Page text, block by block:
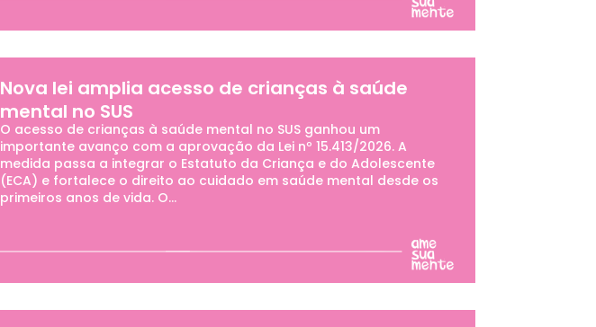
Nova lei amplia acesso de crianças à saúde
mental no SUS
O acesso de crianças à saúde mental no SUS ganhou um
importante avanço com a aprovação da Lei nº 15.413/2026. A
medida passa a integrar o Estatuto da Criança e do Adolescente
(ECA) e fortalece o direito ao cuidado em saúde mental desde os
primeiros anos de vida. O...